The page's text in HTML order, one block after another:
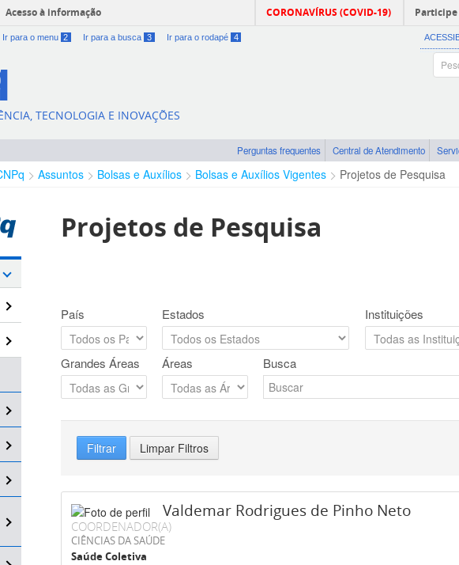
Acesso à informação CORONAVÍRUS (COVID-19) Participe
Ir para o menu 2 Ir para a busca 3 Ir para o rodapé 4
TECNOLOGIA E INOVAÇÕES
Perguntas frequentes Central de Atendimento
Assuntos Bolsas e Auxílios Bolsas e Auxílios Vigentes Projetos de Pesquisa
Projetos de Pesquisa
País Estados Instituições
Grandes Áreas Áreas Busca
Filtrar Limpar Filtros
Valdemar Rodrigues de Pinho Neto
COORDENADOR(A)
CIÊNCIAS DA SAÚDE
Saúde Coletiva